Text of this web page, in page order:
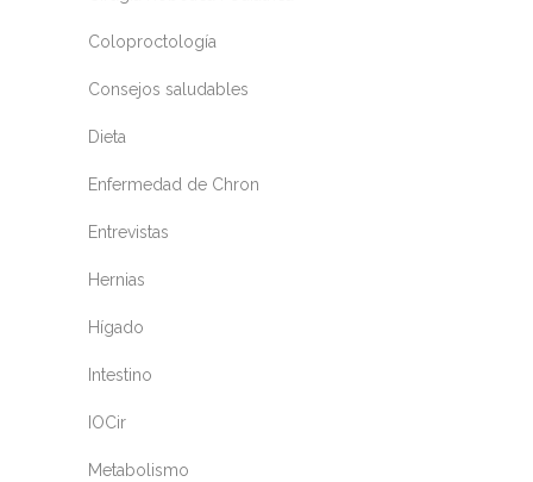
Coloproctología
Consejos saludables
Dieta
Enfermedad de Chron
Entrevistas
Hernias
Hígado
Intestino
IOCir
Metabolismo